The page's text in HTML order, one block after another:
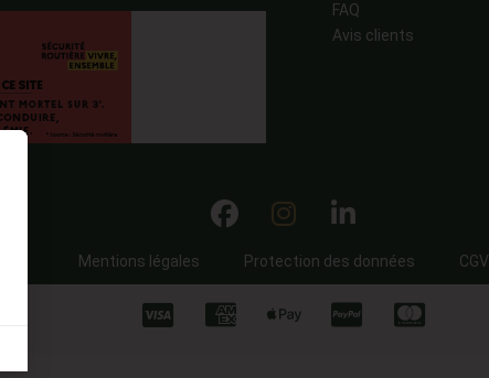
FAQ
Avis clients
Mentions légales Protection des données CGV